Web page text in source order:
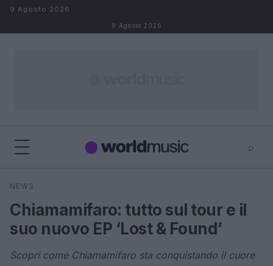
Salta al contenuto
9 Agosto 2026
9 Agosto 2026
⌕
Cerca
NEWS
Chiamamifaro: tutto sul tour e il
suo nuovo EP ‘Lost & Found’
Scopri come Chiamamifaro sta conquistando il cuore